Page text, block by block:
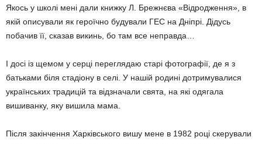
Якось у школі мені дали книжку Л. Брежнєва «Відродження», в
якій описували як героїчно будували ГЕС на Дніпрі. Дідусь
побачив її, сказав викинь, бо там все не­правда…
І досі із щемом у серці перегля­даю старі фотографії, де я з
бать­ками біля стадіону в селі. У нашій родині дотримувалися
українських традицій та відзначали свята, на які одягала
вишиванку, яку вишила мама.
Після закінчення Харківського вишу мене в 1982 році скерували